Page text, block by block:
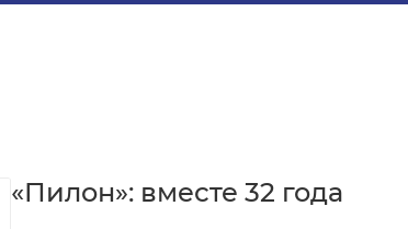
«Пилон»: вместе 32 года